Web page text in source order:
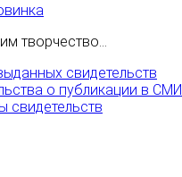
творчество...
свидетельств
о публикации в СМИ
свидетельств